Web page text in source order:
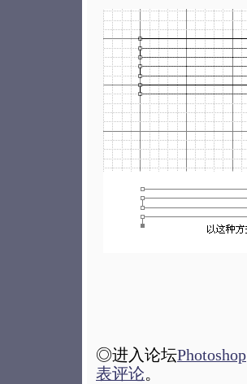
◎进入论坛Photoshop
表评论。